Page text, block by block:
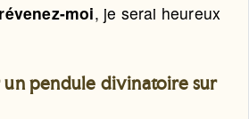
moi, je serai heureux
pendule divinatoire sur